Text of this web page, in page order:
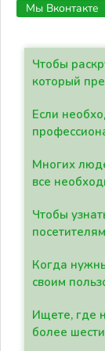
Мы Вконтакте
Чтобы
который
Если
Многих
все
Чтобы
Когда
своим
Ищете, где
более